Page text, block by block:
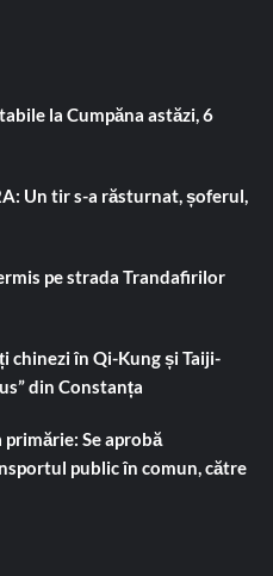
la Cumpăna astăzi, 6
Un tir s-a răsturnat, șoferul,
pe strada Trandafirilor
chinezi în Qi-Kung și Taiji-
din Constanța
Se aprobă
public în comun, către